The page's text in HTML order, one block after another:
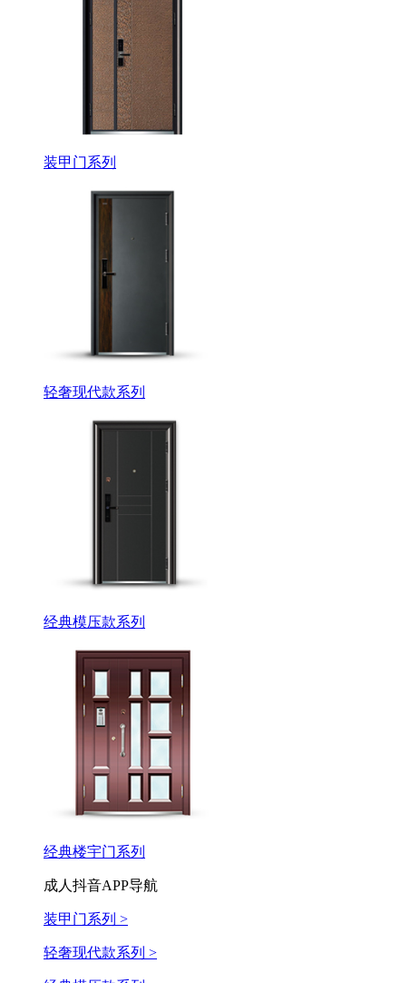
装甲门系列
轻奢现代款系列
经典模压款系列
经典楼宇门系列
成人抖音APP导航
装甲门系列 >
轻奢现代款系列 >